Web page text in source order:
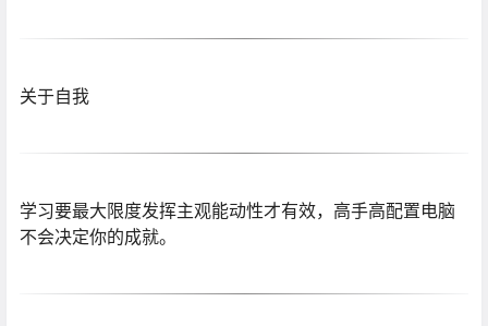
关于自我
学习要最大限度发挥主观能动性才有效，高手高配置电脑
不会决定你的成就。